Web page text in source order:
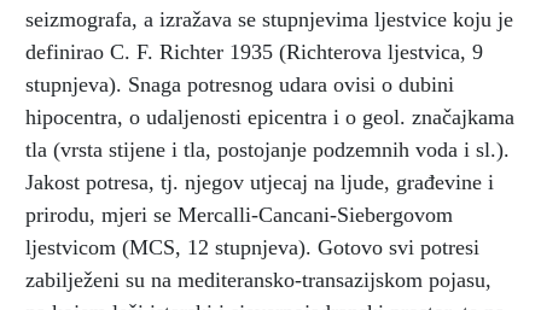
seizmografa, a izražava se stupnjevima ljestvice koju je
definirao C. F. Richter 1935 (Richterova ljestvica, 9
stupnjeva). Snaga potresnog udara ovisi o dubini
hipocentra, o udaljenosti epicentra i o geol. značajkama
tla (vrsta stijene i tla, postojanje podzemnih voda i sl.).
Jakost potresa, tj. njegov utjecaj na ljude, građevine i
prirodu, mjeri se Mercalli-Cancani-Siebergovom
ljestvicom (MCS, 12 stupnjeva). Gotovo svi potresi
zabilježeni su na mediteransko-transazijskom pojasu,